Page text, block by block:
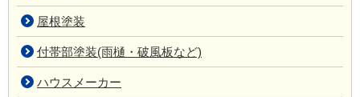
屋根塗装
付帯部塗装(雨樋・破風板など)
ハウスメーカー